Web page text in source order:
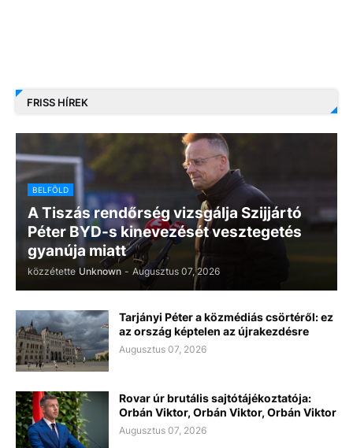
FRISS HÍREK
BELFÖLD
A Tiszás rendőrség vizsgálja Szijjártó
Péter BYD-s kinevezését vesztegetés
gyanúja miatt
közzétette Unknown - Augusztus 07, 2026
Tarjányi Péter a közmédiás csörtéről: ez
az ország képtelen az újrakezdésre
Augusztus 07, 2026
Rovar úr brutális sajtótájékoztatója:
Orbán Viktor, Orbán Viktor, Orbán Viktor
Augusztus 07, 2026